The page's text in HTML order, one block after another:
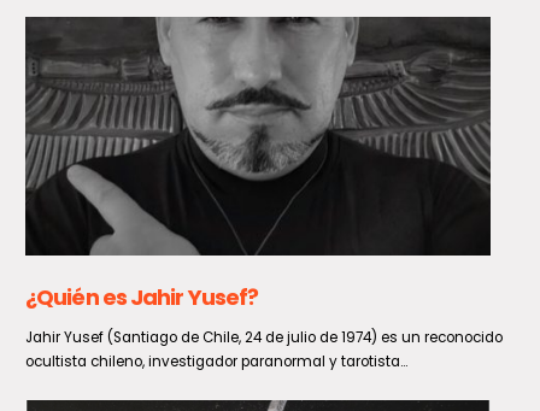
Aviso meteorológico por viento entre
Coquimbo y Los Lagos: rachas podrían llegar a
los 90 km/h
Un fenómeno de viento entre normal y moderado impactará a